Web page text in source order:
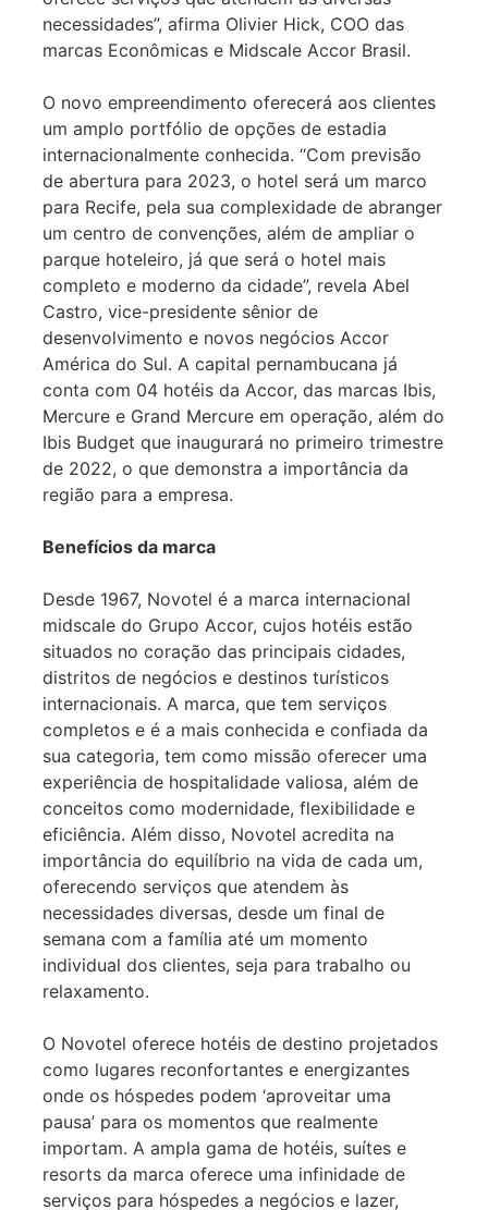
necessidades”, afirma Olivier Hick, COO das
marcas Econômicas e Midscale Accor Brasil.
O novo empreendimento oferecerá aos clientes
um amplo portfólio de opções de estadia
internacionalmente conhecida. “Com previsão
de abertura para 2023, o hotel será um marco
para Recife, pela sua complexidade de abranger
um centro de convenções, além de ampliar o
parque hoteleiro, já que será o hotel mais
completo e moderno da cidade”, revela Abel
Castro, vice-presidente sênior de
desenvolvimento e novos negócios Accor
América do Sul. A capital pernambucana já
conta com 04 hotéis da Accor, das marcas Ibis,
Mercure e Grand Mercure em operação, além do
Ibis Budget que inaugurará no primeiro trimestre
de 2022, o que demonstra a importância da
região para a empresa.
Benefícios da marca
Desde 1967, Novotel é a marca internacional
midscale do Grupo Accor, cujos hotéis estão
situados no coração das principais cidades,
distritos de negócios e destinos turísticos
internacionais. A marca, que tem serviços
completos e é a mais conhecida e confiada da
sua categoria, tem como missão oferecer uma
experiência de hospitalidade valiosa, além de
conceitos como modernidade, flexibilidade e
eficiência. Além disso, Novotel acredita na
importância do equilíbrio na vida de cada um,
oferecendo serviços que atendem às
necessidades diversas, desde um final de
semana com a família até um momento
individual dos clientes, seja para trabalho ou
relaxamento.
O Novotel oferece hotéis de destino projetados
como lugares reconfortantes e energizantes
onde os hóspedes podem ‘aproveitar uma
pausa’ para os momentos que realmente
importam. A ampla gama de hotéis, suítes e
resorts da marca oferece uma infinidade de
serviços para hóspedes a negócios e lazer,